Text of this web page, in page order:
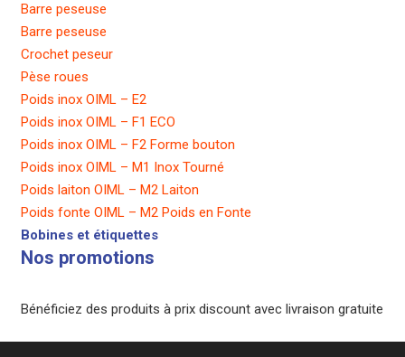
Barre peseuse
Barre peseuse
Crochet peseur
Pèse roues
Poids inox OIML – E2
Poids inox OIML – F1 ECO
Poids inox OIML – F2 Forme bouton
Poids inox OIML – M1 Inox Tourné
Poids laiton OIML – M2 Laiton
Poids fonte OIML – M2 Poids en Fonte
Bobines et étiquettes
Nos promotions
Bénéficiez des produits à prix discount avec livraison gratuite